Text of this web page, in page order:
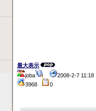
最大表示
joba
2008-2-7
3968
0